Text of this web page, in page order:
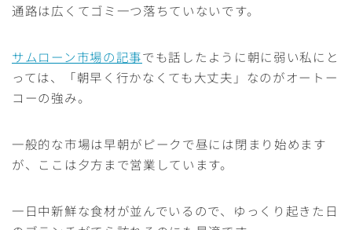
通路は広くてゴミ一つ落ちていないです。
サムローン市場の記事でも話したように朝に弱い私にと
っては、「朝早く行かなくても大丈夫」なのがオートー
コーの強み。
一般的な市場は早朝がピークで昼には閉まり始めます
が、ここは夕方まで営業しています。
一日中新鮮な食材が並んでいるので、ゆっくり起きた日